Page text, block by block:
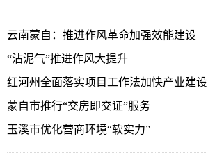
云南蒙自：推进作风革命加强效能建设
“沾泥气”推进作风大提升
红河州全面落实项目工作法加快产业建设
蒙自市推行“交房即交证”服务
玉溪市优化营商环境“软实力”